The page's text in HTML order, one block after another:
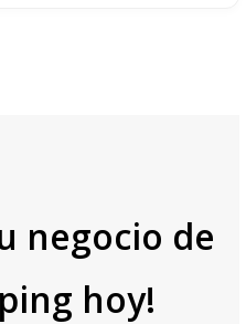
negocio de
hoy!